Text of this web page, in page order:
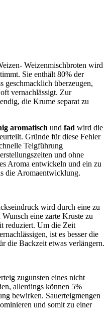
Weizenmischbroten wird
Sie enthält 80% der
geschmacklich überzeugen,
vernachlässigt. Zur
die Krume separat zu
aromatisch und fad wird die
Gründe für diese Fehler
Teigführung
und ohne
Aroma entwickeln und ein zu
die Aromaentwicklung.
wird durch eine zu
eine zarte Kruste zu
reduziert. Um die Zeit
ist es besser die
die Backzeit etwas verlängern.
zugunsten eines nicht
allerdings können 5%
bewirken. Sauerteigmengen
und somit zu einer